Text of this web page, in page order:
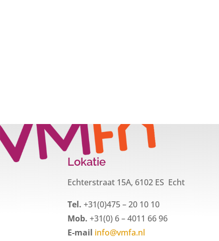
Lokatie
Echterstraat 15A, 6102 ES Echt
Tel. +31(0)475 – 20 10 10
Mob. +31(0) 6 – 4011 66 96
E-mail info@vmfa.nl